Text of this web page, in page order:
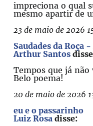
impreciona o qual
mesmo apartir de
23 de maio de 2026
Saudades da Roça
Arthur Santos
Tempos que já não
Belo poema!
20 de maio de 2026
eu e o passarinho
Luiz Rosa disse: